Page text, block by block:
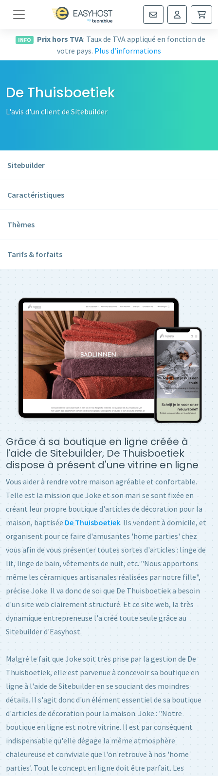
Navigation
INFO Prix hors TVA: Taux de TVA appliqué en fonction de
votre pays. Plus d’informations
De Thuisboetiek
L'avis d'un client de Sitebuilder
Sitebuilder
Caractéristiques
Thèmes
Tarifs & forfaits
Grâce à sa boutique en ligne créée à
l'aide de Sitebuilder, De Thuisboetiek
dispose à présent d'une vitrine en ligne
Vous aider à rendre votre maison agréable et confortable.
Telle est la mission que Joke et son mari se sont fixée en
créant leur propre boutique d'articles de décoration pour la
maison, baptisée De Thuisboetiek. Ils vendent à domicile, et
organisent pour ce faire d'amusantes 'home parties' chez
vous afin de vous présenter toutes sortes d'articles : linge de
lit, linge de bain, vêtements de nuit, etc. "Nous apportons
même les céramiques artisanales réalisées par notre fille",
précise Joke. Il va donc de soi que De Thuisboetiek a besoin
d'un site web clairement structuré. Et ce site web, la très
dynamique entrepreneuse l'a créé toute seule grâce au
Sitebuilder d'Easyhost.
Malgré le fait que Joke soit très prise par la gestion de De
Thuisboetiek, elle est parvenue à concevoir sa boutique en
ligne à l'aide de Sitebuilder en se souciant des moindres
détails. Il s'agit donc d'un élément essentiel de sa boutique
d'articles de décoration pour la maison. Joke : "Notre
boutique en ligne est notre vitrine. Il est par conséquent
indispensable qu'elle dégage la même atmosphère
chaleureuse et conviviale que l'on retrouve à nos 'home
parties'. Tout le concept en ligne doit être parfait. Les